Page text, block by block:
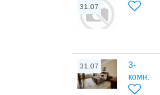
31.07
31.07
3-
комн.